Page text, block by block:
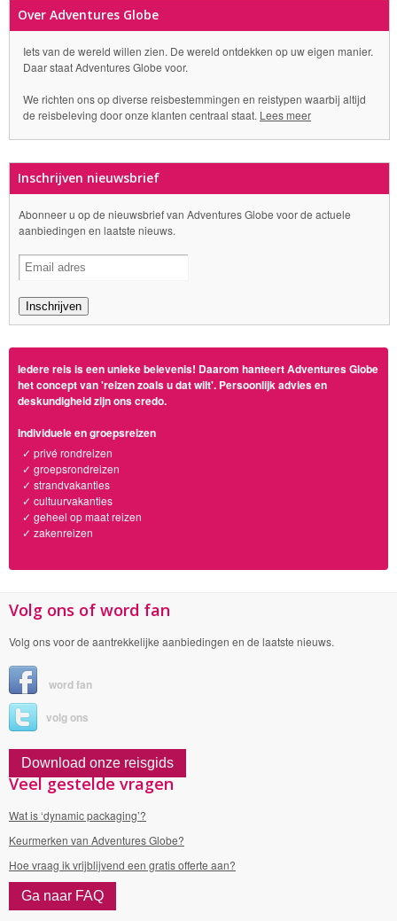
Over Adventures Globe
Iets van de wereld willen zien. De wereld ontdekken op uw eigen manier.
Daar staat Adventures Globe voor.
We richten ons op diverse reisbestemmingen en reistypen waarbij altijd
de reisbeleving door onze klanten centraal staat. Lees meer
Inschrijven nieuwsbrief
Abonneer u op de nieuwsbrief van Adventures Globe voor de actuele
aanbiedingen en laatste nieuws.
Iedere reis is een unieke belevenis! Daarom hanteert Adventures Globe
het concept van 'reizen zoals u dat wilt'. Persoonlijk advies en
deskundigheid zijn ons credo.
Individuele en groepsreizen
✓ privé rondreizen
✓ groepsrondreizen
✓ strandvakanties
✓ cultuurvakanties
✓ geheel op maat reizen
✓ zakenreizen
Volg ons of word fan
Volg ons voor de aantrekkelijke aanbiedingen en de laatste nieuws.
word fan
volg ons
Download onze reisgids
Veel gestelde vragen
Wat is ‘dynamic packaging’?
Keurmerken van Adventures Globe?
Hoe vraag ik vrijblijvend een gratis offerte aan?
Ga naar FAQ